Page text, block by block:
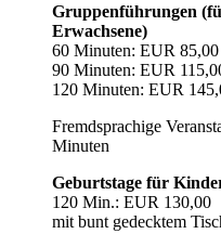
Gruppenführungen
Erwachsene)
60 Minuten: EUR 85,00
90 Minuten: EUR
120 Minuten: EUR
Fremdsprachige
Minuten
Geburtstage für
120 Min.: EUR 130,00
mit bunt gedecktem